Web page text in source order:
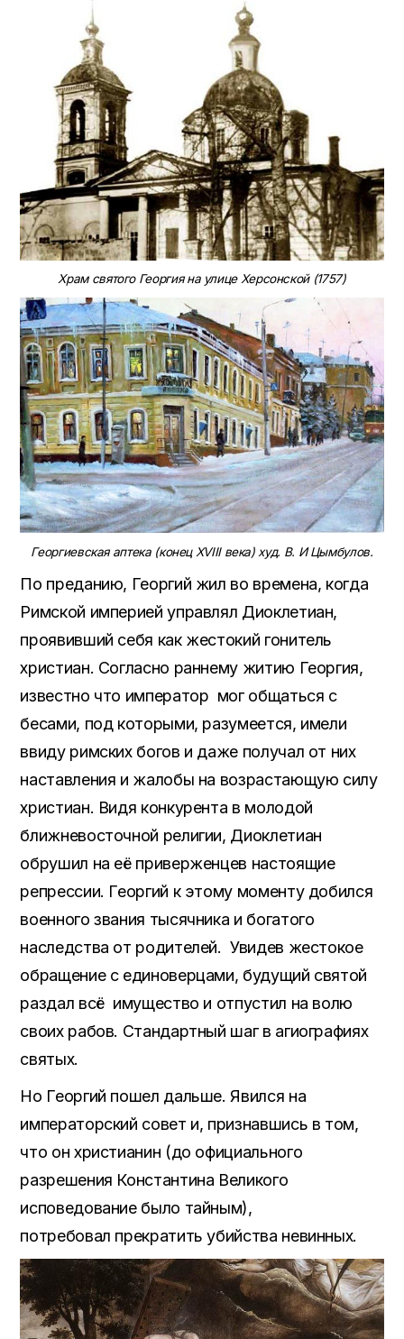
Храм святого Георгия на улице Херсонской (1757)
Георгиевская аптека (конец XVIII века) худ. В. И Цымбулов.
По преданию, Георгий жил во времена, когда
Римской империей управлял Диоклетиан,
проявивший себя как жестокий гонитель
христиан. Согласно раннему житию Георгия,
известно что император мог общаться с
бесами, под которыми, разумеется, имели
ввиду римских богов и даже получал от них
наставления и жалобы на возрастающую силу
христиан. Видя конкурента в молодой
ближневосточной религии, Диоклетиан
обрушил на её приверженцев настоящие
репрессии. Георгий к этому моменту добился
военного звания тысячника и богатого
наследства от родителей. Увидев жестокое
обращение с единоверцами, будущий святой
раздал всё имущество и отпустил на волю
своих рабов. Стандартный шаг в агиографиях
святых.
Но Георгий пошел дальше. Явился на
императорский совет и, признавшись в том,
что он христианин (до официального
разрешения Константина Великого
исповедование было тайным),
потребовал прекратить убийства невинных.